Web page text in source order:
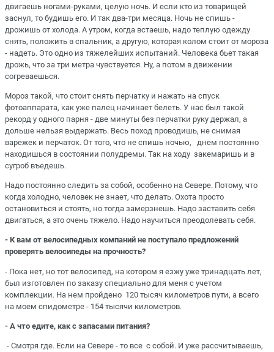
двигаешь ногами-руками, целую ночь. И если кто из товарищей
заснул, то будишь его. И так два-три месяца. Ночь не спишь -
дрожишь от холода. А утром, когда встаешь, надо теплую одежду
снять, положить в спальник, а другую, которая колом стоит от мороза
- надеть. Это одно из тяжелейших испытаний. Человека бьет такая
дрожь, что за три метра чувствуется. Ну, а потом в движении
согреваешься.
Мороз такой, что стоит снять перчатку и нажать на спуск
фотоаппарата, как уже палец начинает белеть. У нас был такой
рекорд у одного парня - две минуты без перчатки руку держал, а
дольше нельзя выдержать. Весь поход проводишь, не снимая
варежек и перчаток. От того, что не спишь ночью, днем постоянно
находишься в состоянии полудремы. Так на ходу закемаришь и в
сугроб въедешь.
Надо постоянно следить за собой, особенно на Севере. Потому, что
когда холодно, человек не знает, что делать. Охота просто
остановиться и стоять, но тогда замерзнешь. Надо заставить себя
двигаться, а это очень тяжело. Надо научиться преодолевать себя.
- К вам от велосипедных компаний не поступало предложений
проверять велосипеды на прочность?
- Пока нет, но тот велосипед, на котором я езжу уже тринадцать лет,
был изготовлен по заказу специально для меня с учетом
комплекции. На нем пройдено 120 тысяч километров пути, а всего
на моем спидометре - 154 тысячи километров.
- А что едите, как с запасами питания?
- Смотря где. Если на Севере - то все с собой. И уже рассчитываешь,